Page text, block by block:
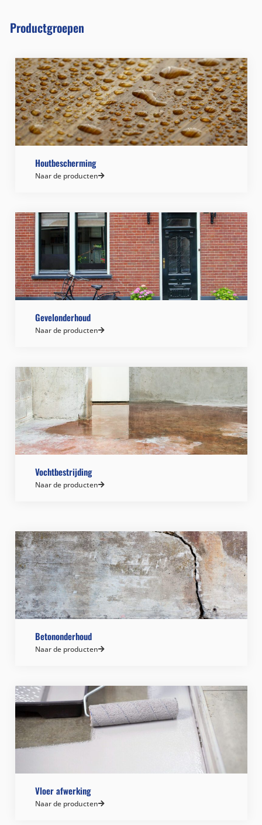
Productgroepen
Houtbescherming
Naar de producten
Gevelonderhoud
Naar de producten
Vochtbestrijding
Naar de producten
Betononderhoud
Naar de producten
Vloer afwerking
Naar de producten